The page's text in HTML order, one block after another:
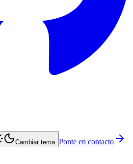
Cambiar tema Ponte en contacto